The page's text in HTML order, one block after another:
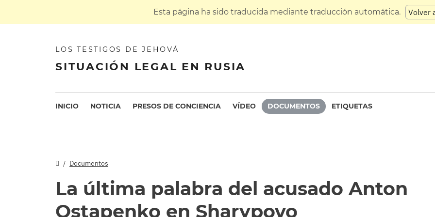
Esta página ha sido traducida mediante traducción automática. Volver
LOS TESTIGOS DE JEHOVÁ
SITUACIÓN LEGAL EN RUSIA
INICIO NOTICIA PRESOS DE CONCIENCIA VÍDEO DOCUMENTOS ETIQUETAS
Documentos
La última palabra del acusado Anton
Ostapenko en Sharypovo